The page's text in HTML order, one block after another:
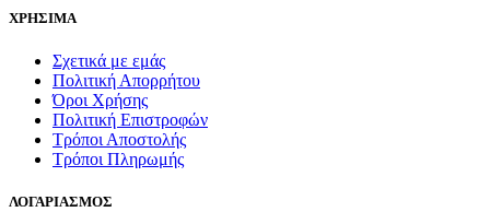
ΧΡΗΣΙΜΑ
Σχετικά με εμάς
Πολιτική Απορρήτου
Όροι Χρήσης
Πολιτική Επιστροφών
Τρόποι Αποστολής
Τρόποι Πληρωμής
ΛΟΓΑΡΙΑΣΜΟΣ